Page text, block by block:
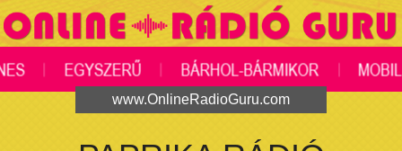
www.OnlineRadioGuru.com